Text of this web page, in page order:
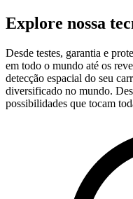
Explore nossa
Desde testes, garantia e
em todo o mundo até os
detecção espacial do seu
diversificado no mundo.
possibilidades que tocam